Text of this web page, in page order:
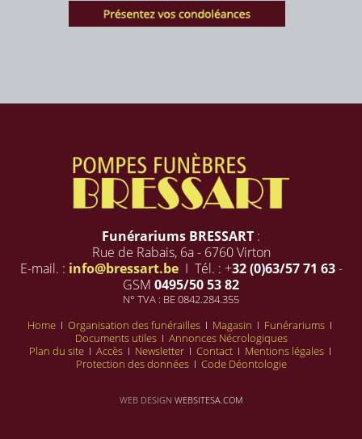
Funérariums BRESSART :
Rue de Rabais, 6a - 6760 Virton
E-mail. : info@bressart.beI Tél. : +32 (0)63/57 71 63-
GSM 0495/50 53 82
N° TVA : BE 0842.284.355
Home I Organisation des funérailles I Magasin I Funérariums I
Documents utiles I Annonces Nécrologiques
Plan du site I Accès I Newsletter I Contact I Mentions légales I
Protection des données I Code Déontologie
WEB DESIGN WEBSITESA.COM